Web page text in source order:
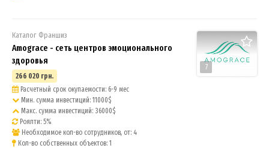
7
Каталог Франшиз
Amograce - сеть центров эмоционального
здоровья
266 020 грн.
Расчетный срок окупаемости: 6-9 мес
Мин. сумма инвестиций: 11000$
Макс. сумма инвестиций: 36000$
Роялти: 5%
Необходимое кол-во сотрудников, от: 4
Кол-во собственных объектов: 1